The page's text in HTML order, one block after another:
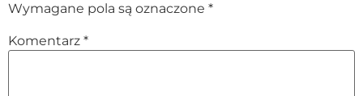
Wymagane pola są oznaczone *
Komentarz *